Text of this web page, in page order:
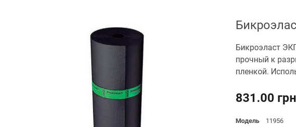
Бикроэласт
прочный к
пленкой.
831.00
Модель 11956